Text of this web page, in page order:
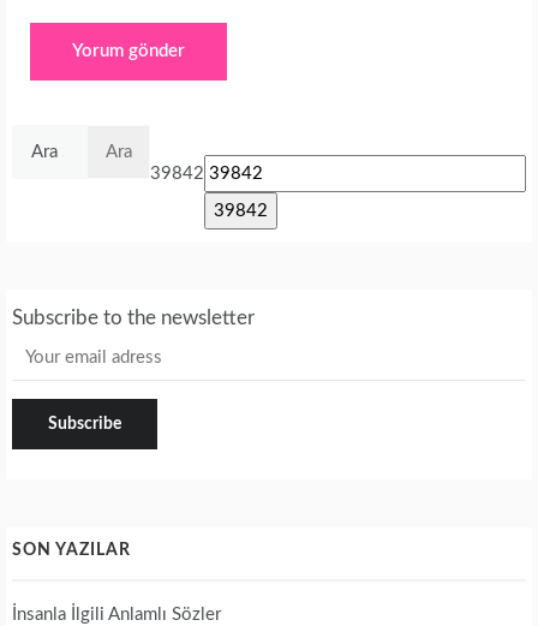
39842
Subscribe to the newsletter
SON YAZILAR
İnsanla İlgili Anlamlı Sözler